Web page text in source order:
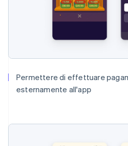
Permettere di effettuare
esternamente all'app